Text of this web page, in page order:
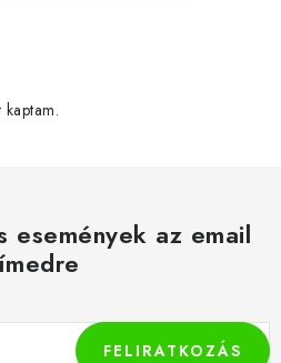
események az email
FELIRATKOZÁS